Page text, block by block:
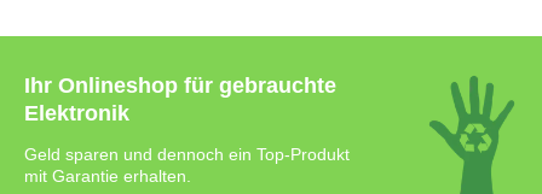
Ihr Onlineshop für gebrauchte
Elektronik
Geld sparen und dennoch ein Top-Produkt
mit Garantie erhalten.